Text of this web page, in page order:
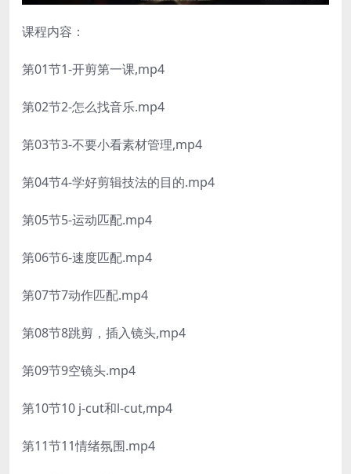
课程内容：
第01节1-开剪第一课,mp4
第02节2-怎么找音乐.mp4
第03节3-不要小看素材管理,mp4
第04节4-学好剪辑技法的目的.mp4
第05节5-运动匹配.mp4
第06节6-速度匹配.mp4
第07节7动作匹配.mp4
第08节8跳剪，插入镜头,mp4
第09节9空镜头.mp4
第10节10 j-cut和l-cut,mp4
第11节11情绪氛围.mp4